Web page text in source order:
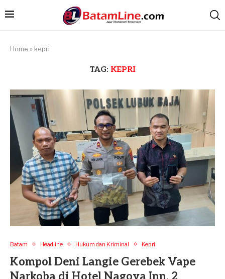
Home » kepri
TAG: KEPRI
Batam Headline Hukum dan Kriminal Kepri
Kompol Deni Langie Gerebek Vape